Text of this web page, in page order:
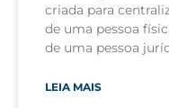
criada para
de uma pessoa
de uma pessoa
LEIA MAIS